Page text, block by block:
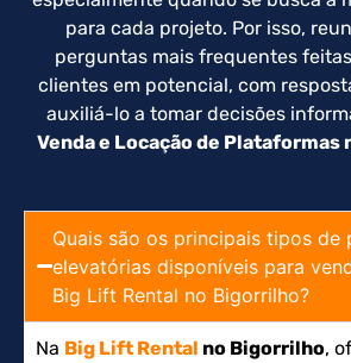
para cada projeto. Por isso,
perguntas mais frequentes
clientes em potencial, com
auxiliá-lo a tomar decisões
Venda e Locação de Plataformas
Quais são os principais tipos de
elevatórias disponíveis para
Big Lift Rental no Bigorrilho?
Na Big Lift Rental no Bigorrilho,